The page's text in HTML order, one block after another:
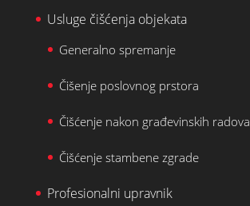
Usluge čišćenja objekata
Generalno spremanje
Čišenje poslovnog prstora
Čišćenje nakon građevinskih radova
Čišćenje stambene zgrade
Profesionalni upravnik